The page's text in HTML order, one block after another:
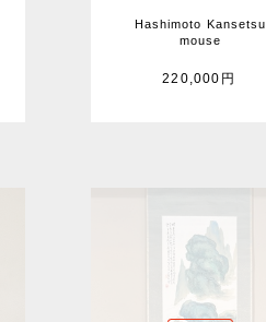
Hashimoto Kansetsu
mouse
220,000円